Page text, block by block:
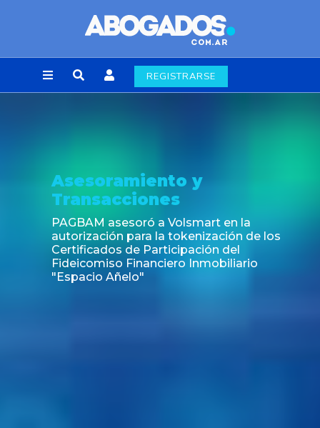
REGISTRARSE
Asesoramiento y
Transacciones
PAGBAM asesoró a Volsmart en la
autorización para la tokenización de los
Certificados de Participación del
Fideicomiso Financiero Inmobiliario
"Espacio Añelo"